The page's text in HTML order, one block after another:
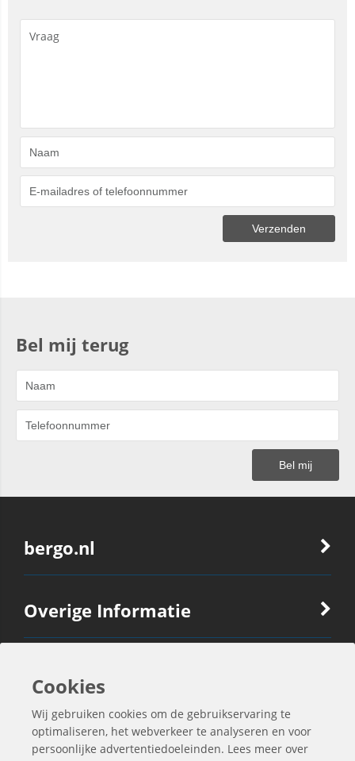
Bel mij terug
bergo.nl
Overige Informatie
Ook Interessant
Contactgegevens
Cookies
Wij gebruiken cookies om de gebruikservaring te
optimaliseren, het webverkeer te analyseren en voor
persoonlijke advertentiedoeleinden. Lees meer over